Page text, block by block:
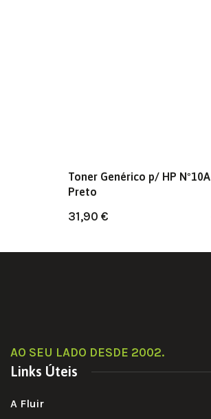
Toner Genérico p/ HP Nº10A
Preto
31,90 €
AO SEU LADO DESDE 2002.
Links Úteis
A Fluir